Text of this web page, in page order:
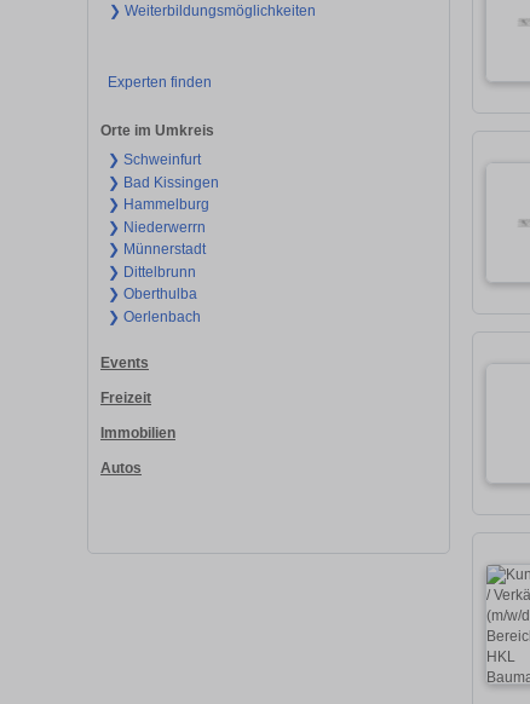
❯ Weiterbildungsmöglichkeiten
Experten finden
Orte im Umkreis
❯ Schweinfurt
❯ Bad Kissingen
❯ Hammelburg
❯ Niederwerrn
❯ Münnerstadt
❯ Dittelbrunn
❯ Oberthulba
❯ Oerlenbach
Events
Freizeit
Immobilien
Autos